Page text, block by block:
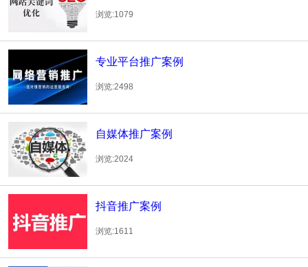
浏览:1079
专业平台推广案例
浏览:2498
自媒体推广案例
浏览:2024
抖音推广案例
浏览:1611